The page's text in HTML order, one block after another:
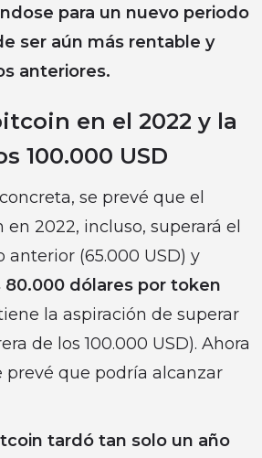
para un nuevo periodo
ser aún más rentable y
anteriores.
en el 2022 y la
100.000 USD
se prevé que el
2022, incluso, superará el
(65.000 USD) y
80.000 dólares por token
la aspiración de superar
de los 100.000 USD). Ahora
prevé que podría alcanzar
tardó tan solo un año